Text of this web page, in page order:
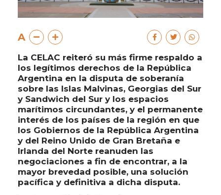
A
La CELAC reiteró su más firme respaldo a
los legítimos derechos de la República
Argentina en la disputa de soberanía
sobre las Islas Malvinas, Georgias del Sur
y Sandwich del Sur y los espacios
marítimos circundantes, y el permanente
interés de los países de la región en que
los Gobiernos de la República Argentina
y del Reino Unido de Gran Bretaña e
Irlanda del Norte reanuden las
negociaciones a fin de encontrar, a la
mayor brevedad posible, una solución
pacífica y definitiva a dicha disputa.